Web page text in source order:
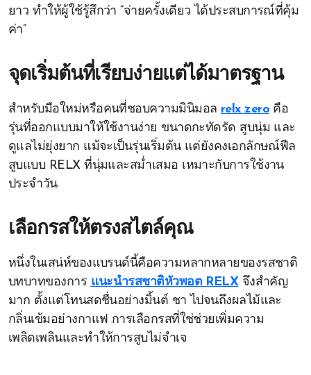
ยาว ทำให้ผู้ใช้รู้สึกว่า “จ่ายครั้งเดียว ได้ประสบการณ์ที่คุ้ม
ค่า”
จุดเริ่มต้นที่เรียบง่ายแต่ได้มาตรฐาน
สำหรับมือใหม่หรือคนที่ชอบความมินิมอล relx zero คือ
รุ่นที่ออกแบบมาให้ใช้งานง่าย ขนาดกะทัดรัด สูบนุ่ม และ
ดูแลไม่ยุ่งยาก แม้จะเป็นรุ่นเริ่มต้น แต่ยังคงเอกลักษณ์ฟีล
สูบแบบ RELX ที่นุ่มและสม่ำเสมอ เหมาะกับการใช้งาน
ประจำวัน
เลือกรสให้ตรงสไตล์คุณ
หนึ่งในเสน่ห์ของแบรนด์นี้คือความหลากหลายของรสชาติ
บทบาทของการ แนะนำรสชาติหัวพอต RELXจึงสำคัญ
มาก ตั้งแต่โทนสดชื่นอย่างมิ้นต์ ชา ไปจนถึงผลไม้และ
กลิ่นเข้มอย่างกาแฟ การเลือกรสที่ใช่ช่วยเพิ่มความ
เพลิดเพลินและทำให้การสูบไม่จำเจ